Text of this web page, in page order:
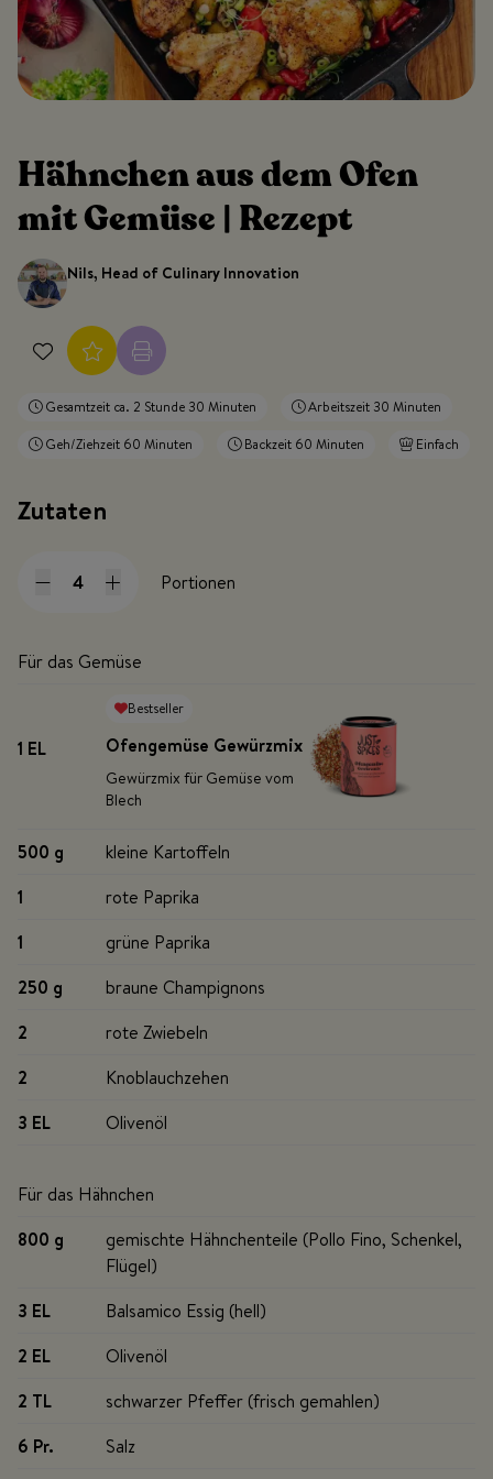
Hähnchen aus dem Ofen
mit Gemüse | Rezept
Nils, Head of Culinary Innovation
Gesamtzeit ca. 2 Stunde 30 Minuten
Arbeitszeit 30 Minuten
Geh/Ziehzeit 60 Minuten
Backzeit 60 Minuten Einfach
Zutaten
Portionen
Für das Gemüse
1 EL
Bestseller
Ofengemüse Gewürzmix
Gewürzmix für Gemüse vom
Blech
500 g
kleine Kartoffeln
1
rote Paprika
1
grüne Paprika
250 g
braune Champignons
2
rote Zwiebeln
2
Knoblauchzehen
3 EL
Olivenöl
Für das Hähnchen
800 g
gemischte Hähnchenteile (Pollo Fino, Schenkel,
Flügel)
3 EL
Balsamico Essig (hell)
2 EL
Olivenöl
2 TL
schwarzer Pfeffer (frisch gemahlen)
6 Pr. Salz